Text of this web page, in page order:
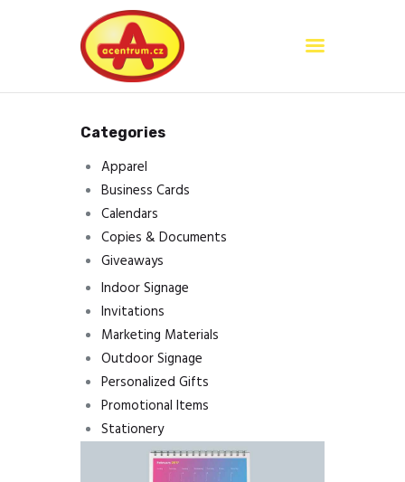
Domů
Služby
Kontakty
Categories
Apparel
Business Cards
Calendars
Copies & Documents
Giveaways
Indoor Signage
Invitations
Marketing Materials
Outdoor Signage
Personalized Gifts
Promotional Items
Stationery